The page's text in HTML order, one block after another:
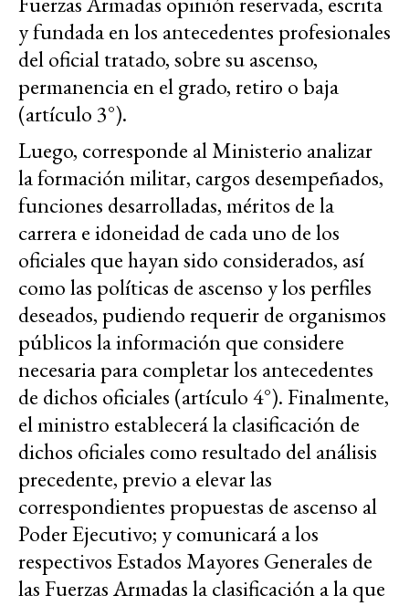
y fundada en los antecedentes profesionales
del oficial tratado, sobre su ascenso,
permanencia en el grado, retiro o baja
(artículo 3°).
Luego, corresponde al Ministerio analizar
la formación militar, cargos desempeñados,
funciones desarrolladas, méritos de la
carrera e idoneidad de cada uno de los
oficiales que hayan sido considerados, así
como las políticas de ascenso y los perfiles
deseados, pudiendo requerir de organismos
públicos la información que considere
necesaria para completar los antecedentes
de dichos oficiales (artículo 4°). Finalmente,
el ministro establecerá la clasificación de
dichos oficiales como resultado del análisis
precedente, previo a elevar las
correspondientes propuestas de ascenso al
Poder Ejecutivo; y comunicará a los
respectivos Estados Mayores Generales de
las Fuerzas Armadas la clasificación a la que